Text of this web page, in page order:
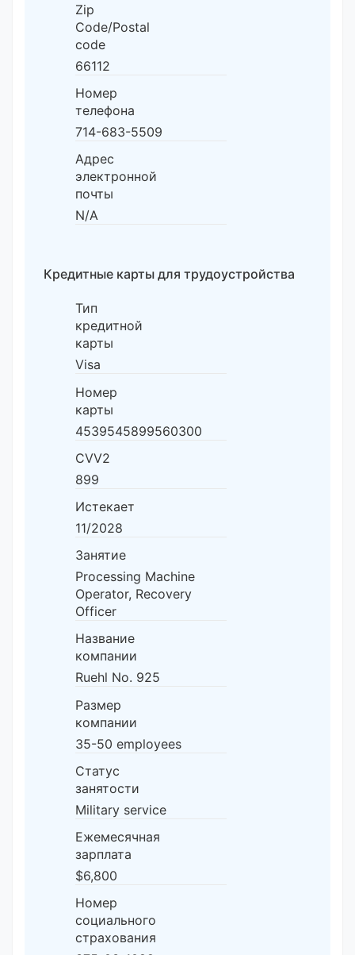
Zip
Code/Postal
code
66112
Номер
телефона
714-683-5509
Адрес
электронной
почты
N/A
Кредитные карты для трудоустройства
Тип
кредитной
карты
Visa
Номер
карты
4539545899560300
CVV2
899
Истекает
11/2028
Занятие
Processing Machine
Operator, Recovery
Officer
Название
компании
Ruehl No. 925
Размер
компании
35-50 employees
Статус
занятости
Military service
Ежемесячная
зарплата
$6,800
Номер
социального
страхования